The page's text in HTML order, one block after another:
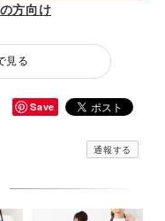
方向け
見る
Save
通報する